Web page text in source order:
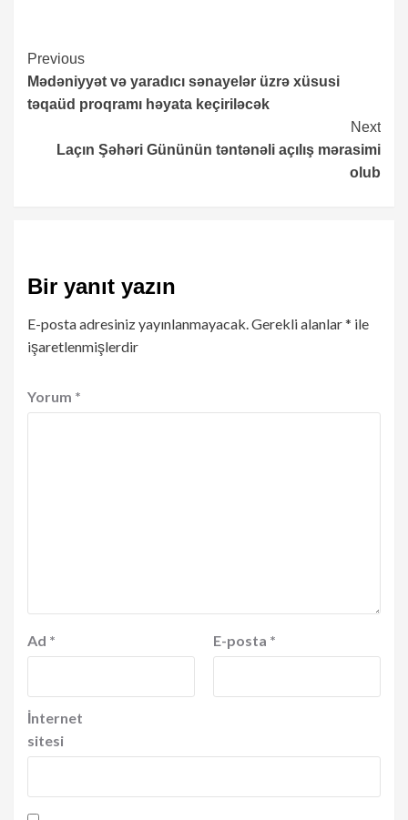
Continue
Reading
Previous
Mədəniyyət və yaradıcı sənayelər üzrə xüsusi
təqaüd proqramı həyata keçiriləcək
Next
Laçın Şəhəri Gününün təntənəli açılış mərasimi
olub
Bir yanıt yazın
E-posta adresiniz yayınlanmayacak. Gerekli alanlar* ile
işaretlenmişlerdir
Yorum *
Ad * E-posta *
İnternet
sitesi